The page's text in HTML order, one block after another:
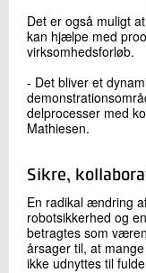
Det er også muligt
kan hjælpe med
virksomhedsforløb.
- Det bliver et
delprocesser med
Mathiesen.
Sikre,
En radikal ændring
robotsikkerhed og
betragtes som
årsager til, at
ikke udnyttes til